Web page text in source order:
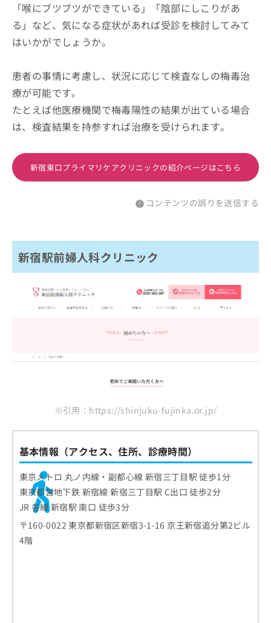
「喉にブツブツができている」「陰部にしこりがあ
る」など、気になる症状があれば受診を検討してみて
はいかがでしょうか。
患者の事情に考慮し、状況に応じて検査なしの梅毒治
療が可能です。
たとえば他医療機関で梅毒陽性の結果が出ている場合
は、検査結果を持参すれば治療を受けられます。
新宿東口プライマリケアクリニックの紹介ページはこちら
コンテンツの誤りを送信する
新宿駅前婦人科クリニック
※引用：https://shinjuku-fujinka.or.jp/
基本情報（アクセス、住所、診療時間）
東京メトロ 丸ノ内線・副都心線 新宿三丁目駅 徒歩1分
東京都営地下鉄 新宿線 新宿三丁目駅 C出口 徒歩2分
JR 各線 新宿駅 南口 徒歩3分
〒160-0022 東京都新宿区新宿3-1-16 京王新宿追分第2ビル
4階